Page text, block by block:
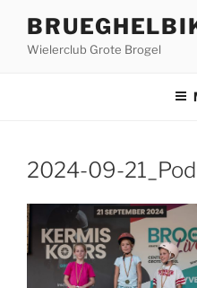
Wielerclub Grote Brogel
2024-09-